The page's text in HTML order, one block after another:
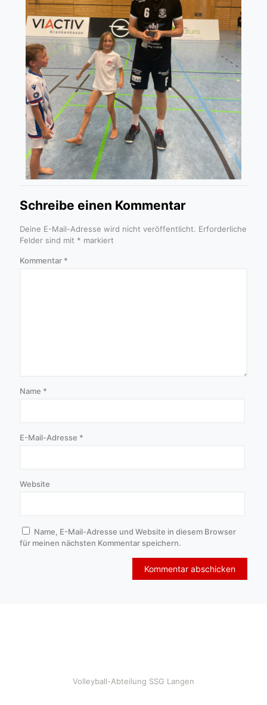
Schreibe einen Kommentar
Deine E-Mail-Adresse wird nicht veröffentlicht. Erforderliche
Felder sind mit * markiert
Kommentar *
Name *
E-Mail-Adresse *
Website
Name, E-Mail-Adresse und Website in diesem Browser
für meinen nächsten Kommentar speichern.
Volleyball-Abteilung SSG Langen